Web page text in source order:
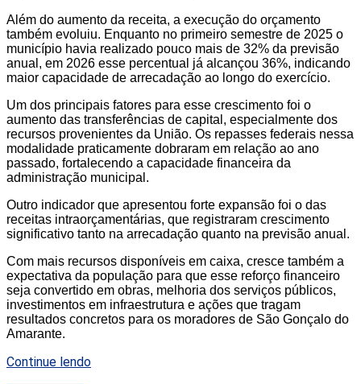
Além do aumento da receita, a execução do orçamento
também evoluiu. Enquanto no primeiro semestre de 2025 o
município havia realizado pouco mais de 32% da previsão
anual, em 2026 esse percentual já alcançou 36%, indicando
maior capacidade de arrecadação ao longo do exercício.
Um dos principais fatores para esse crescimento foi o
aumento das transferências de capital, especialmente dos
recursos provenientes da União. Os repasses federais nessa
modalidade praticamente dobraram em relação ao ano
passado, fortalecendo a capacidade financeira da
administração municipal.
Outro indicador que apresentou forte expansão foi o das
receitas intraorçamentárias, que registraram crescimento
significativo tanto na arrecadação quanto na previsão anual.
Com mais recursos disponíveis em caixa, cresce também a
expectativa da população para que esse reforço financeiro
seja convertido em obras, melhoria dos serviços públicos,
investimentos em infraestrutura e ações que tragam
resultados concretos para os moradores de São Gonçalo do
Amarante.
Continue lendo